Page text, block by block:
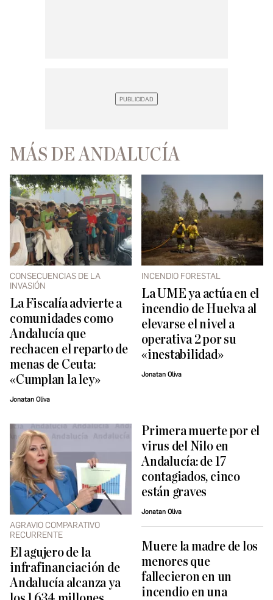
MÁS DE ANDALUCÍA
CONSECUENCIAS DE LA
INVASIÓN
La Fiscalía advierte a
comunidades como
Andalucía que
rechacen el reparto de
menas de Ceuta:
«Cumplan la ley»
Jonatan Oliva
INCENDIO FORESTAL
La UME ya actúa en el
incendio de Huelva al
elevarse el nivel a
operativa 2 por su
«inestabilidad»
Jonatan Oliva
AGRAVIO COMPARATIVO
RECURRENTE
El agujero de la
infrafinanciación de
Andalucía alcanza ya
Primera muerte por el
virus del Nilo en
Andalucía: de 17
contagiados, cinco
están graves
Jonatan Oliva
Muere la madre de los
menores que
fallecieron en un
incendio en una